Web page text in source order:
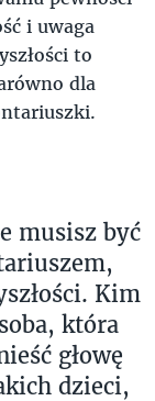
i uwaga
to
dla
musisz być
Kim
która
głowę
dzieci,